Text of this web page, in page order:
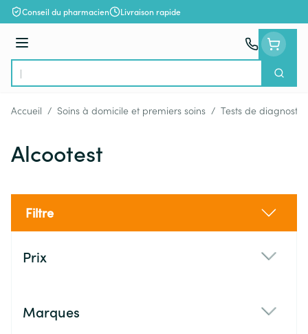
Aller au contenu
Conseil du pharmacien Livraison rapide
Menu
Rechercher
Accueil / Soins à domicile et premiers soins / Tests de diagnostic
Alcootest
Filtre
Prix
Marques